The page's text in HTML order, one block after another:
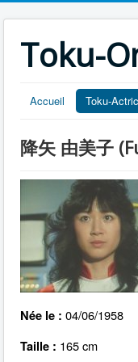
Toku-
Accueil Toku-
降矢 由美子
Née le : 04/06/1958
Taille : 165 cm